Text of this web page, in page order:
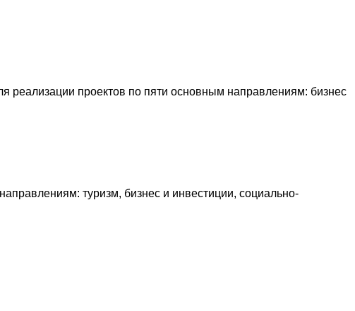
реализации проектов по пяти основным направлениям: бизнес
туризм, бизнес и инвестиции, социально-